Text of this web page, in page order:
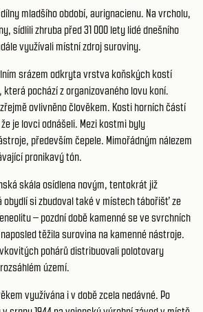
mladšího období, aurignacienu. Na vrcholu,
sídlili zhruba před 31 000 lety lidé dnešního
využívali místní zdroj suroviny.
srázem odkryta vrstva koňských kostí
která pochází z organizovaného lovu koní.
ovlivněno člověkem. Kosti horních částí
je lovci odnášeli. Mezi kostmi byly
především čepele. Mimořádným nálezem
pronikavý tón.
skála osídlena novým, tentokrát již
obydlí si zbudoval také v místech tábořišť ze
– pozdní době kamenné se ve svrchních
těžila surovina na kamenné nástroje.
pohárů distribuovali polotovary
území.
využívána i v době zcela nedávné. Po